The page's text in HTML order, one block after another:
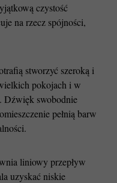
czystość
na rzecz spójności,
stworzyć szeroką i
pokojach i w
Dźwięk swobodnie
pełnią barw
liniowy przepływ
uzyskać niskie